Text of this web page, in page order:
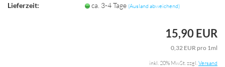
Lieferzeit:
ca. 3-4 Tage (Ausland abweichend)
15,90 EUR
0,32 EUR pro 1ml
inkl. 20% MwSt. zzgl.Versand